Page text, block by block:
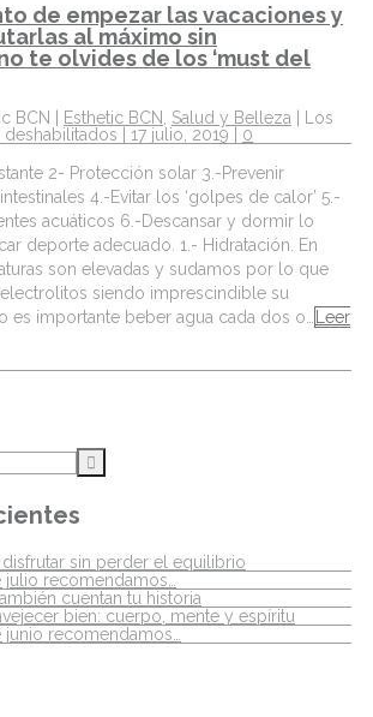
de empezar las vacaciones y
al máximo sin
te olvides de los ‘must del
BCN | Esthetic BCN Salud y Belleza
Los
| 17 julio, 2019 | 0
2- Protección solar 3.-Prevenir
4.-Evitar los ‘golpes de calor’ 5.-
acuáticos 6.-Descansar y dormir lo
deporte adecuado. 1.- Hidratación. En
son elevadas y sudamos por lo que
siendo imprescindible su
es importante beber agua cada dos o…
Leer
disfrutar sin perder el equilibrio
julio recomendamos…
cuentan tu historia
bien: cuerpo, mente y espíritu
junio recomendamos…